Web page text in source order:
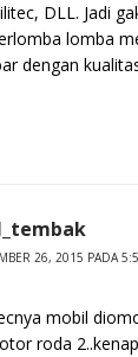
DLL. Jadi
lomba
dengan
26, 2015 PADA
mobil
roda